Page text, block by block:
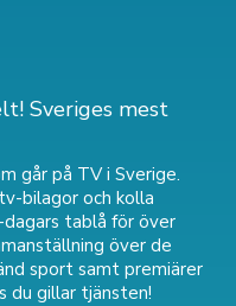
Sveriges mest
går på TV i Sverige.
bilagor och kolla
tablå för över
över de
sport samt premiärer
du gillar tjänsten!